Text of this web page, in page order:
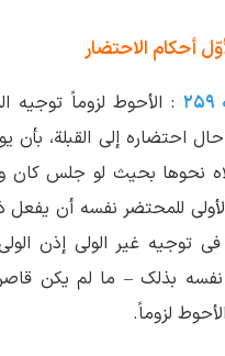
أحکام الاحتضار
: الأحوط لزوماً توجیه
احتضاره إلی القبلة، بأن
نحوها بحیث لو جلس کان
للمحتضر نفسه أن یفعل
فی توجیه غیر الولی إذن
بذلک – ما لم یکن قاصراً
لزوماً.